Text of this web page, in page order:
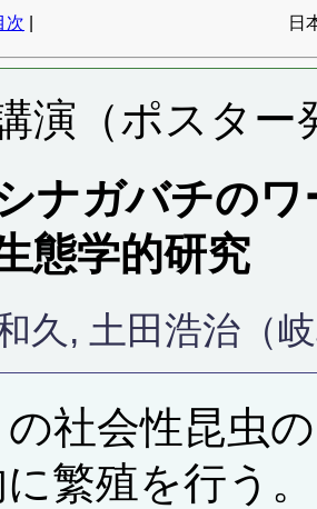
次 日
演（ポスター
ナガバチの
態学的研究
久, 土田浩治（
の社会性昆虫
繁殖を行う